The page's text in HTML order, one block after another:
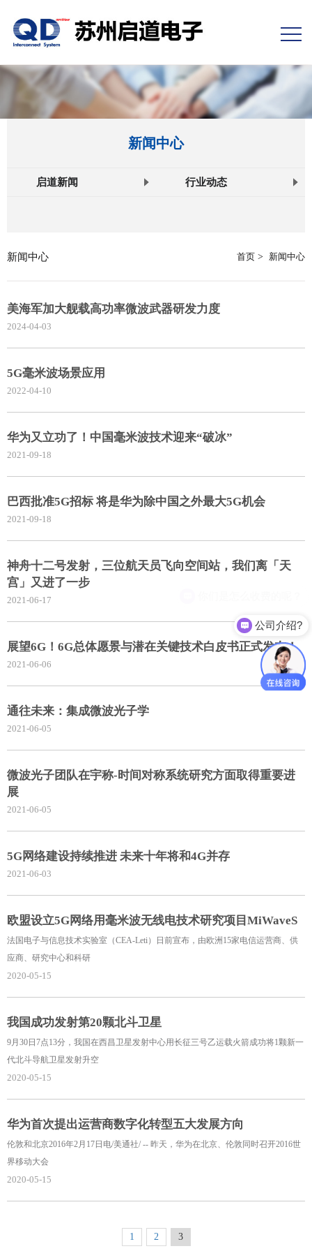
新闻中心
启道新闻 行业动态
新闻中心 首页 > 新闻中心
美海军加大舰载高功率微波武器研发力度
2024-04-03
5G毫米波场景应用
2022-04-10
华为又立功了！中国毫米波技术迎来“破冰”
2021-09-18
巴西批准5G招标 将是华为除中国之外最大5G机会
2021-09-18
神舟十二号发射，三位航天员飞向空间站，我们离「天
宫」又进了一步
2021-06-17
展望6G！6G总体愿景与潜在关键技术白皮书正式发布！
2021-06-06
通往未来：集成微波光子学
2021-06-05
微波光子团队在宇称-时间对称系统研究方面取得重要进
展
2021-06-05
5G网络建设持续推进 未来十年将和4G并存
2021-06-03
欧盟设立5G网络用毫米波无线电技术研究项目MiWaveS
法国电子与信息技术实验室（CEA-Leti）日前宣布，由欧洲15家电信运营商、供
应商、研究中心和科研
2020-05-15
我国成功发射第20颗北斗卫星
9月30日7点13分，我国在西昌卫星发射中心用长征三号乙运载火箭成功将1颗新一
代北斗导航卫星发射升空
2020-05-15
华为首次提出运营商数字化转型五大发展方向
伦敦和北京2016年2月17日电/美通社/ -- 昨天，华为在北京、伦敦同时召开2016世
界移动大会
2020-05-15
1 2 3
公司介绍?